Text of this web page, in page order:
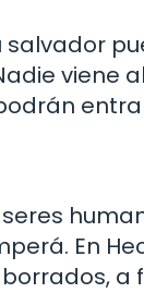
salvador
viene
En
a